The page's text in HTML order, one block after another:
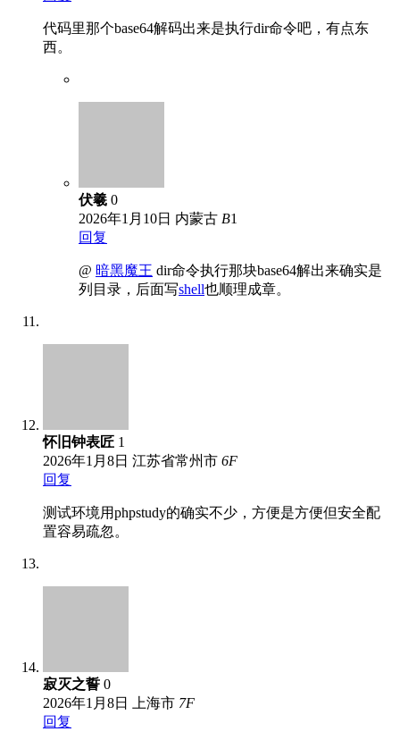
代码里那个base64解码出来是执行dir命令吧，有点东
西。
伏羲 0
2026年1月10日 内蒙古 B1
回复
@ 暗黑魔王 dir命令执行那块base64解出来确实是
列目录，后面写shell也顺理成章。
怀旧钟表匠 1
2026年1月8日 江苏省常州市 6F
回复
测试环境用phpstudy的确实不少，方便是方便但安全配
置容易疏忽。
寂灭之誓 0
2026年1月8日
上海市 7F
回复